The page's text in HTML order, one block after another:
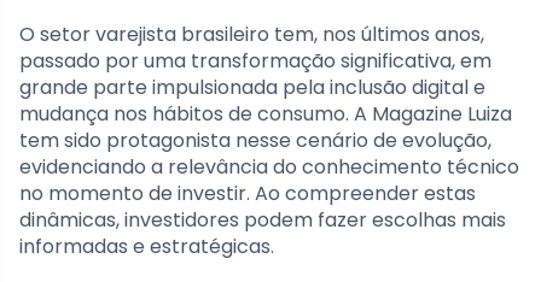
O setor varejista brasileiro tem, nos últimos anos,
passado por uma transformação significativa, em
grande parte impulsionada pela inclusão digital e
mudança nos hábitos de consumo. A Magazine Luiza
tem sido protagonista nesse cenário de evolução,
evidenciando a relevância do conhecimento técnico
no momento de investir. Ao compreender estas
dinâmicas, investidores podem fazer escolhas mais
informadas e estratégicas.